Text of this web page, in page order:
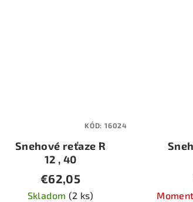
Snehové reťaze R
12 , 40
€62,05
Skladom (2 ks)
KÓD: 16024